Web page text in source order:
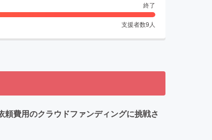
終了
支援者数9 人
費用のクラウドファンディングに挑戦さ